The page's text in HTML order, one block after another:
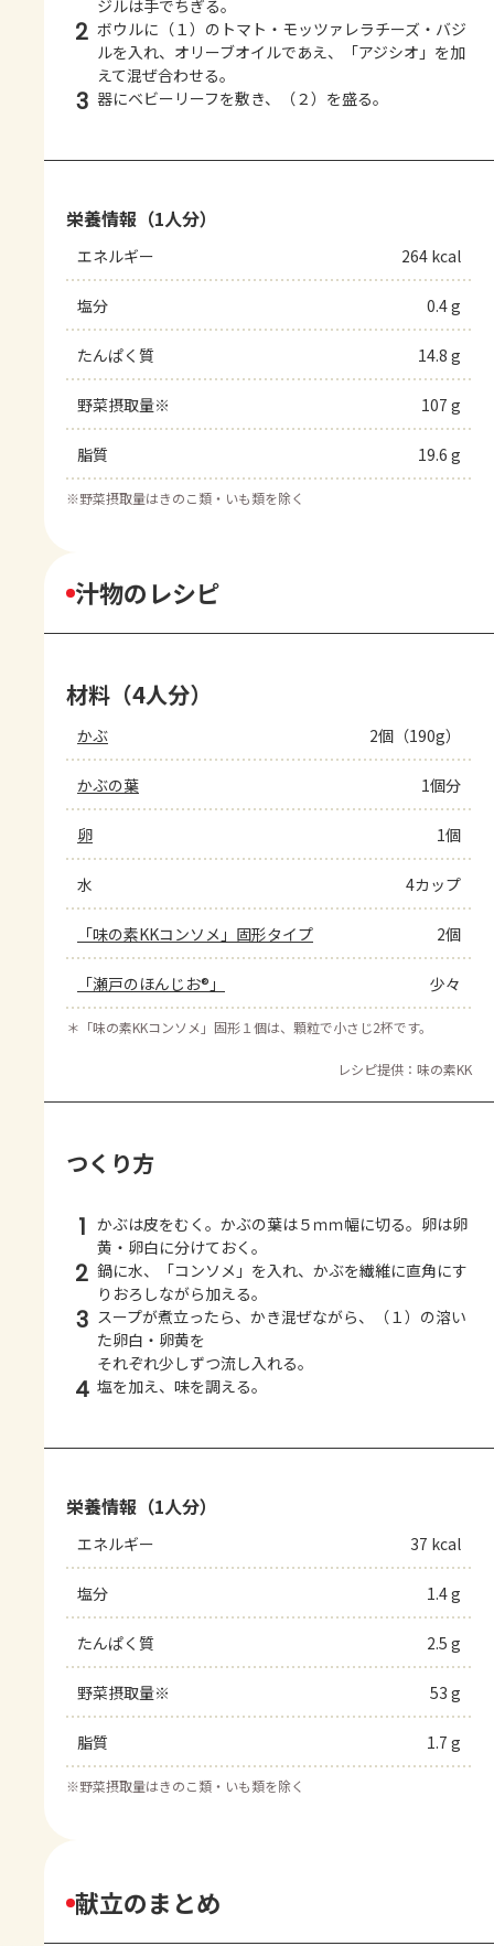
ジルは手でちぎる。
2 ボウルに（１）のトマト・モッツァレラチーズ・バジ
ルを入れ、オリーブオイルであえ、「アジシオ」を加
えて混ぜ合わせる。
3 器にベビーリーフを敷き、（２）を盛る。
栄養情報（1人分）
エネルギー 264 kcal
塩分 0.4 g
たんぱく質 14.8 g
野菜摂取量※ 107 g
脂質 19.6 g
※野菜摂取量はきのこ類・いも類を除く
汁物のレシピ
材料（4人分）
かぶ 2個（190g）
かぶの葉 1個分
卵 1個
水 4カップ
「味の素KKコンソメ」固形タイプ 2個
「瀬戸のほんじお®」 少々
＊ 「味の素KKコンソメ」固形１個は、顆粒で小さじ2杯です。
レシピ提供：味の素KK
つくり方
1 かぶは皮をむく。かぶの葉は５ｍｍ幅に切る。卵は卵
黄・卵白に分けておく。
2 鍋に水、「コンソメ」を入れ、かぶを繊維に直角にす
りおろしながら加える。
3 スープが煮立ったら、かき混ぜながら、（１）の溶い
た卵白・卵黄を
それぞれ少しずつ流し入れる。
4 塩を加え、味を調える。
栄養情報（1人分）
エネルギー 37 kcal
塩分 1.4 g
たんぱく質 2.5 g
野菜摂取量※ 53 g
脂質 1.7 g
※野菜摂取量はきのこ類・いも類を除く
献立のまとめ